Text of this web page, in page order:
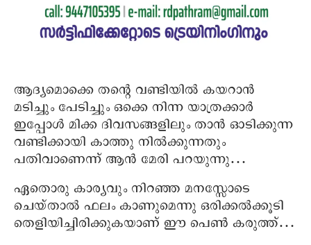
ആദ്യമൊക്കെ തന്റെ വണ്ടിയില്‍ കയറാന്‍
മടിച്ചും പേടിച്ചും ഒക്കെ നിന്ന യാത്രക്കാര്‍
ഇപ്പോള്‍ മിക്ക ദിവസങ്ങളിലും താന്‍ ഓടിക്കുന്ന
വണ്ടിക്കായി കാത്തു നില്‍ക്കുന്നതും
പതിവാണെന്ന് ആന്‍ മേരി പറയുന്നു…
ഏതൊരു കാര്യവും നിറഞ്ഞ മനസ്സോടെ
ചെയ്താല്‍ ഫലം കാണുമെന്നു ഒരിക്കല്‍ക്കൂടി
തെളിയിച്ചിരിക്കുകയാണ് ഈ പെണ്‍ കരുത്ത്…